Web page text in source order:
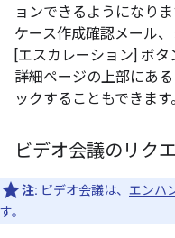
ョンできるようになり
ケース作成確認メール
[エスカレーション] ボ
詳細ページの上部にあ
ックすることもできます
ビデオ会議のリク
注: ビデオ会議は、 エンハ
す。